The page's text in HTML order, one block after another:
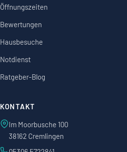
Öffnungszeiten
Bewertungen
Hausbesuche
Notdienst
Ratgeber-Blog
KONTAKT
Im Moorbusche 100
38162 Cremlingen